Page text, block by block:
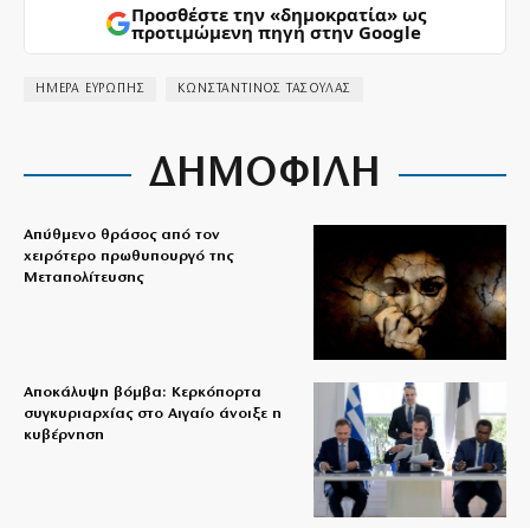
Προσθέστε την «δημοκρατία» ως
προτιμώμενη πηγή στην Google
ΗΜΕΡΑ ΕΥΡΩΠΗΣ ΚΩΝΣΤΑΝΤΙΝΟΣ ΤΑΣΟΥΛΑΣ
ΔΗΜΟΦΙΛΗ
Απύθμενο θράσος από τον
χειρότερο πρωθυπουργό της
Μεταπολίτευσης
Αποκάλυψη βόμβα: Κερκόπορτα
συγκυριαρχίας στο Αιγαίο άνοιξε η
κυβέρνηση